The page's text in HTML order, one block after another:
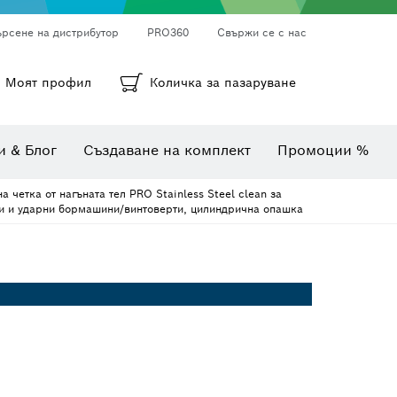
на дистрибутор PRO360 Свържи се с нас
Моят профил Количка за пазаруване
& Блог Създаване на комплект Промоции %
четка от нагъната тел PRO Stainless Steel clean за
и ударни бормашини/винтоверти, цилиндрична опашка